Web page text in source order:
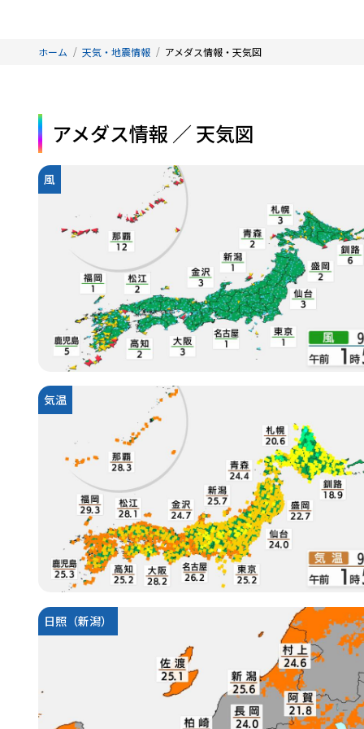
ホーム 天気・地震情報 アメダス情報・天気図
アメダス情報 ／ 天気図
風
気温
日照（新潟）